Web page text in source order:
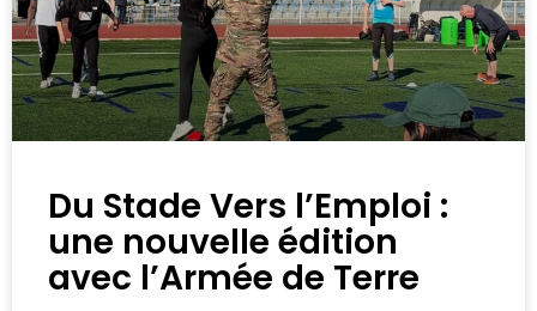
Du Stade Vers l’Emploi :
une nouvelle édition
avec l’Armée de Terre